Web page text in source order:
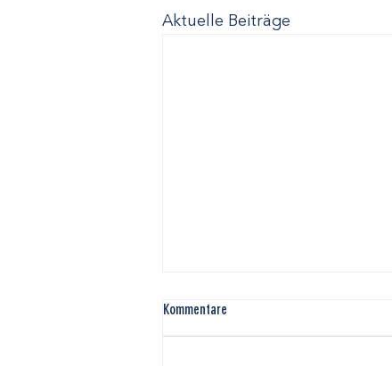
Aktuelle Beiträge
Kommentare